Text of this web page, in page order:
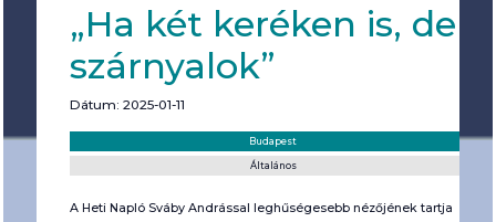
„Ha két keréken is, de
szárnyalok”
Dátum: 2025-01-11
Budapest
Általános
A Heti Napló Sváby Andrással leghűségesebb nézőjének tartja